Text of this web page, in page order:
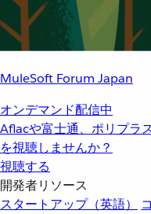
MuleSoft Forum Japan
オンデマンド配信中
Aflacや富士通、ポリプラ
を視聴しませんか？
視聴する
開発者リソース
スタートアップ（英語）